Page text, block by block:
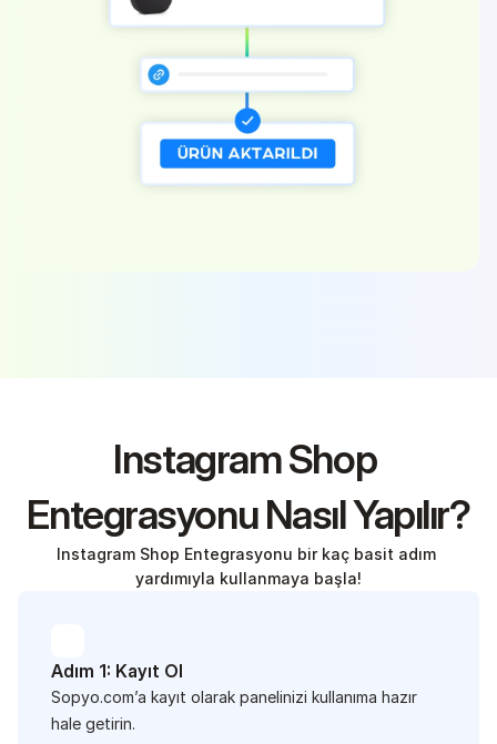
Instagram Shop
Entegrasyonu Nasıl Yapılır?
Instagram Shop Entegrasyonu bir kaç basit adım
yardımıyla kullanmaya başla!
Adım 1: Kayıt Ol
Sopyo.com’a kayıt olarak panelinizi kullanıma hazır
hale getirin.